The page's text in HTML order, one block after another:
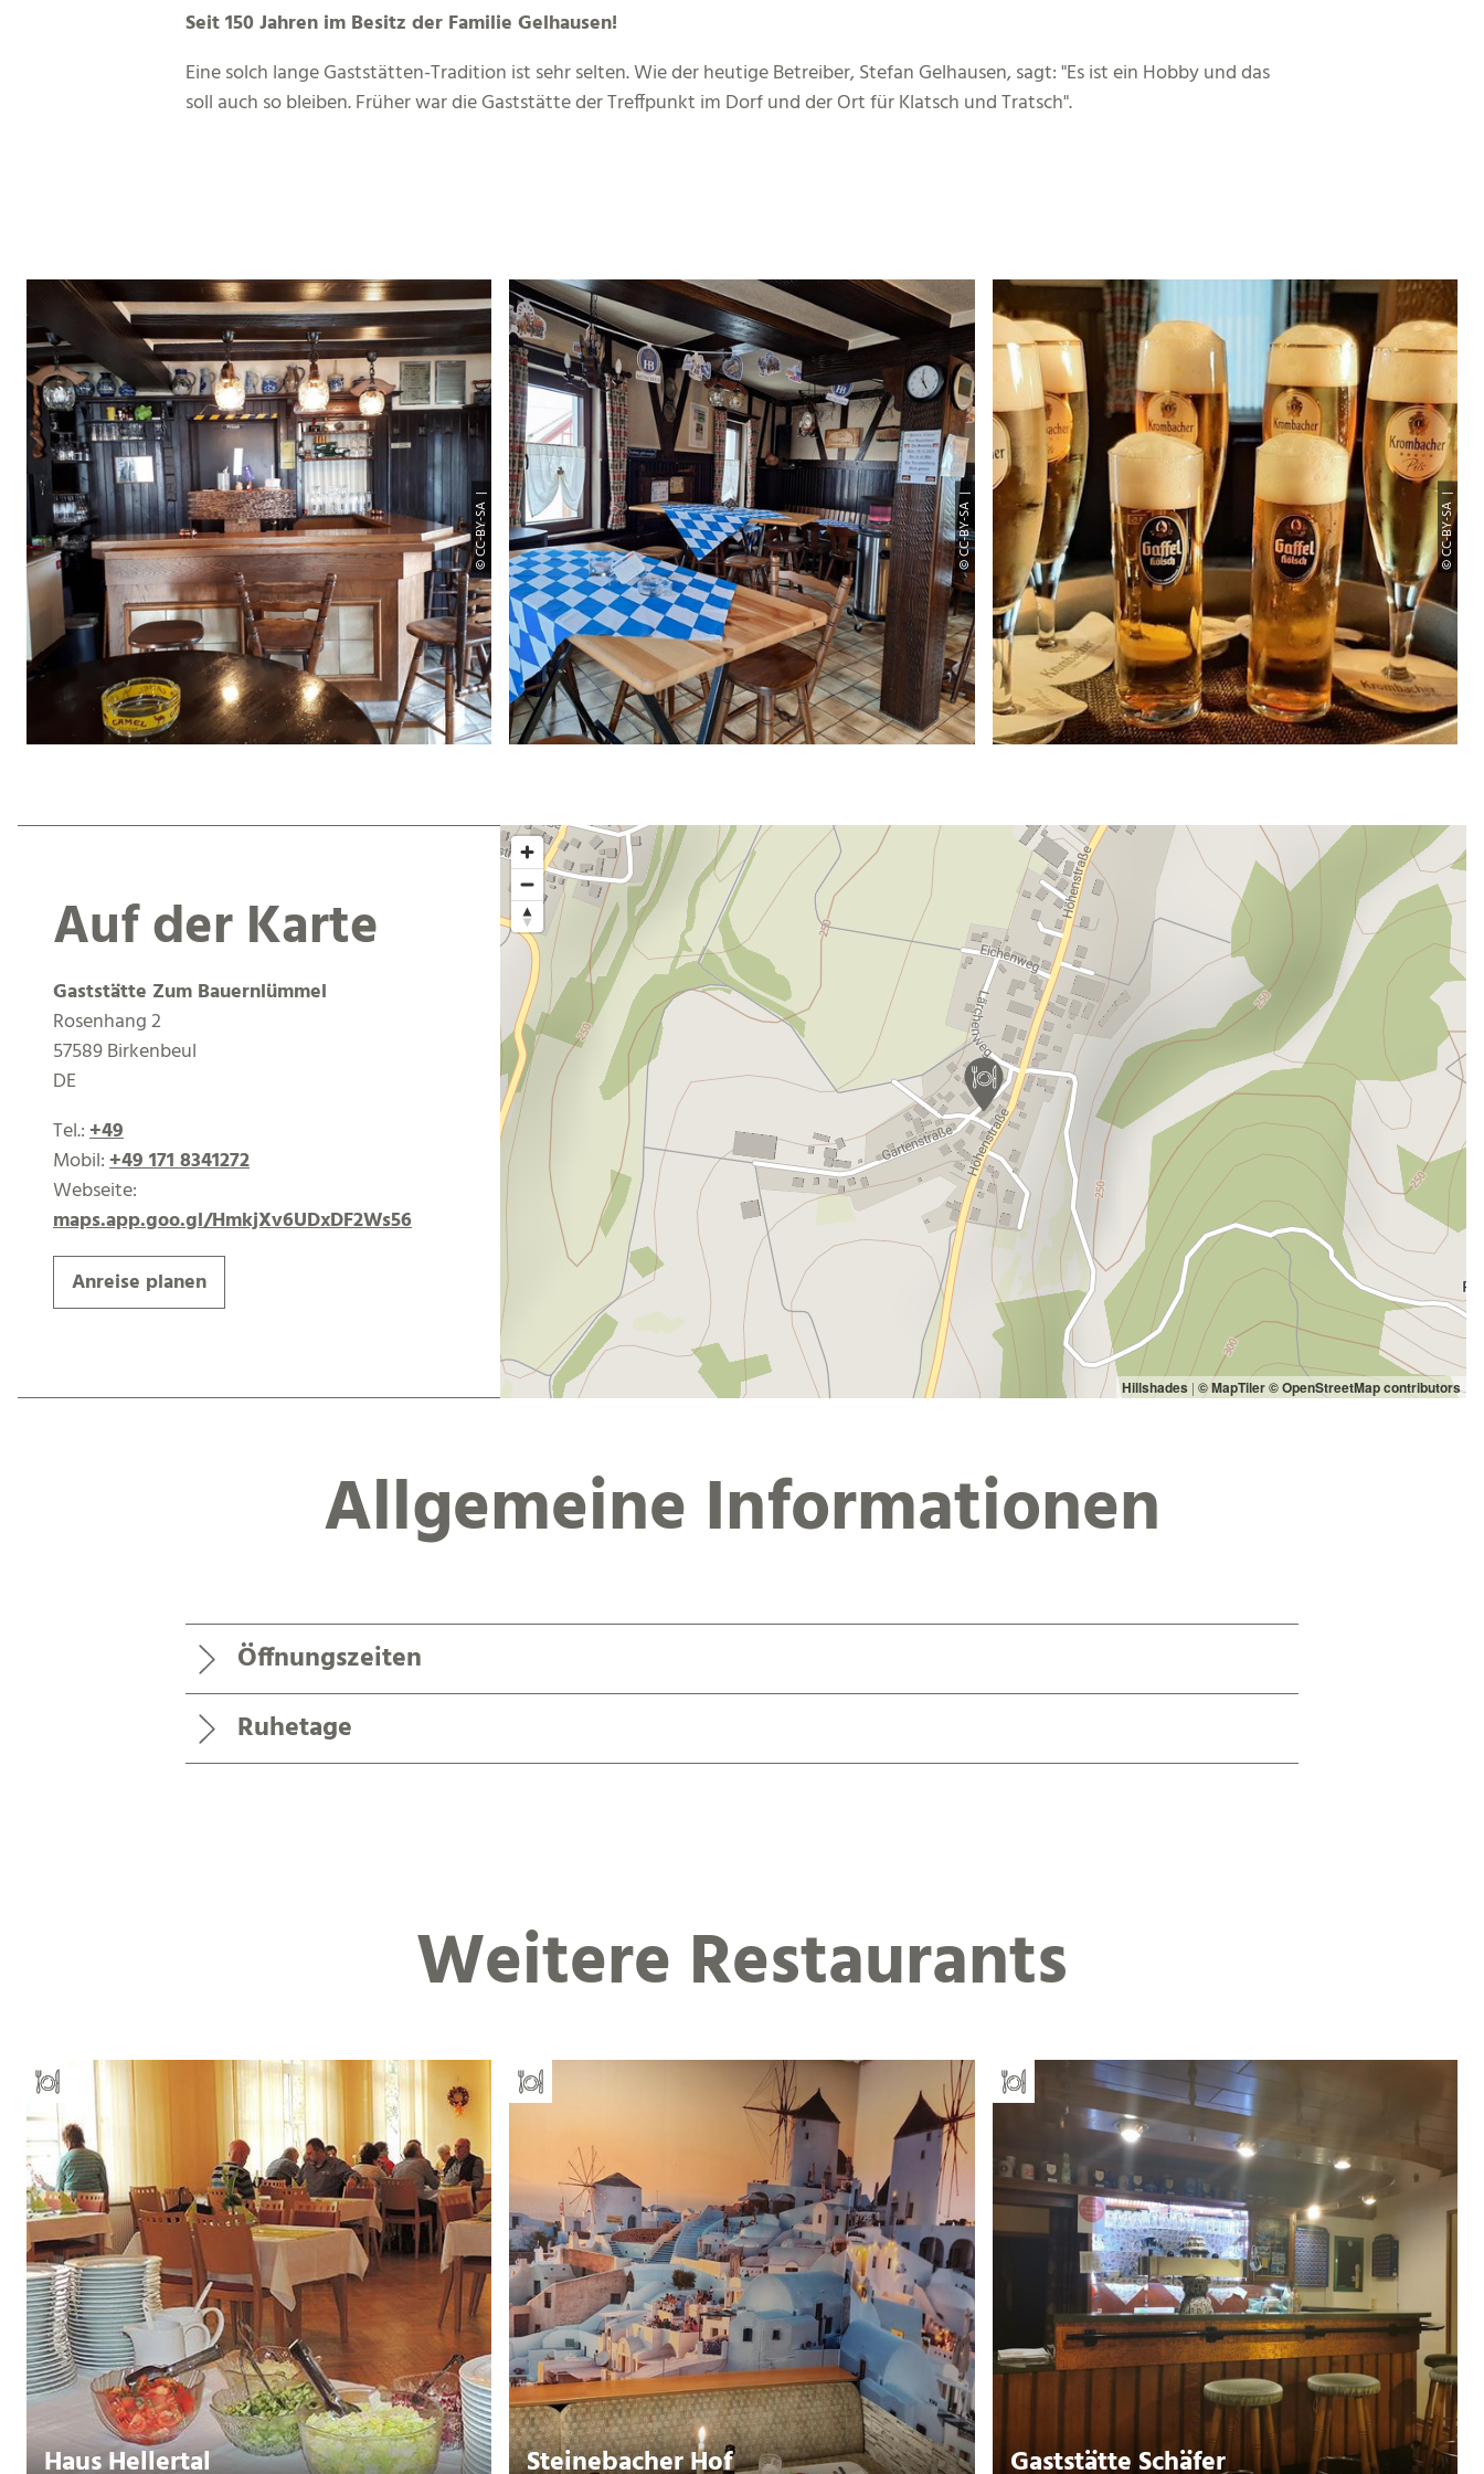
Seit 150 Jahren im Besitz der Familie Gelhausen!
Eine solch lange Gaststätten-Tradition ist sehr selten. Wie der heutige Betreiber, Stefan Gelhausen, sagt: "Es ist ein Hobby und das
soll auch so bleiben. Früher war die Gaststätte der Treffpunkt im Dorf und der Ort für Klatsch und Tratsch".
© CC-BY-SA | © CC-BY-SA | © CC-BY-SA |
Auf der Karte
Gaststätte Zum Bauernlümmel
Rosenhang 2
57589 Birkenbeul
DE
Tel.:+49
Mobil:+49 171 8341272
Webseite:
maps.app.goo.gl/HmkjXv6UDxDF2Ws56
Anreise planen
Hillshades | © MapTiler© OpenStreetMap contributors
Allgemeine Informationen
Öffnungszeiten
Ruhetage
Weitere Restaurants
Haus Hellertal Steinebacher Hof Gaststätte Schäfer